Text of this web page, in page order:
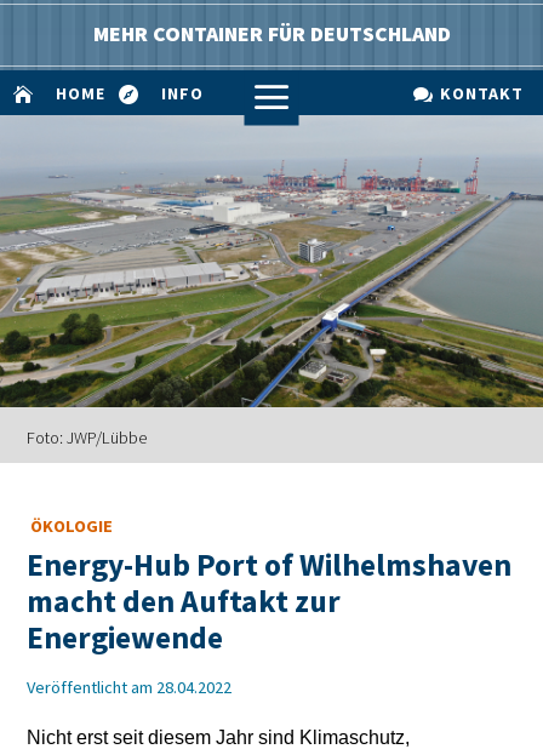
MEHR CONTAINER FÜR DEUTSCHLAND
 HOME  INFO a  KONTAKT
Foto: JWP/Lübbe
ÖKOLOGIE
Energy-Hub Port of Wilhelmshaven
macht den Auftakt zur
Energiewende
Veröffentlicht am 28.04.2022
Nicht erst seit diesem Jahr sind Klimaschutz,